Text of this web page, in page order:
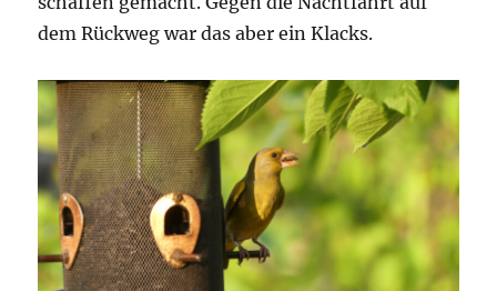
dem Rückweg war das aber ein Klacks.